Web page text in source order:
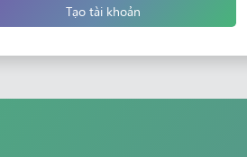
Tạo tài khoản